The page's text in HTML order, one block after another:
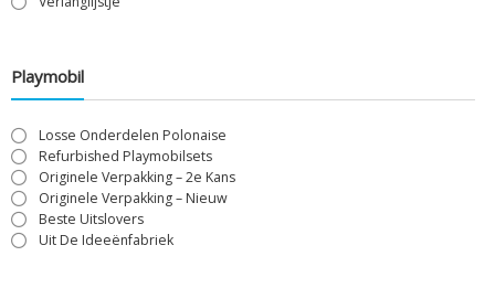
Playmobil
Losse Onderdelen Polonaise
Refurbished Playmobilsets
Originele Verpakking – 2e Kans
Originele Verpakking – Nieuw
Beste Uitslovers
Uit De Ideeënfabriek